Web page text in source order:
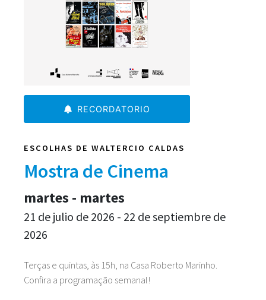
RECORDATORIO
ESCOLHAS DE WALTERCIO CALDAS
Mostra de Cinema
Terças e quintas, às 15h, na Casa Roberto Marinho.
Confira a programação semanal!
martes - martes
21 de julio de 2026 - 22 de septiembre de
2026